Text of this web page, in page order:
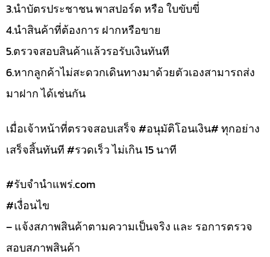
3.นำบัตรประชาชน พาสปอร์ต หรือ ใบขับขี่
4.นำสินค้าที่ต้องการ ฝากหรือขาย
5.ตรวจสอบสินค้าแล้วรอรับเงินทันที
6.หากลูกค้าไม่สะดวกเดินทางมาด้วยตัวเองสามารถส่ง
มาฝาก ได้เช่นกัน
เมื่อเจ้าหน้าที่ตรวจสอบเสร็จ #อนุมัติโอนเงิน# ทุกอย่าง
เสร็จสิ้นทันที #รวดเร็ว ไม่เกิน 15 นาที
#รับจํานําแพร่.com
#เงื่อนไข
– แจ้งสภาพสินค้าตามความเป็นจริง และ รอการตรวจ
สอบสภาพสินค้า